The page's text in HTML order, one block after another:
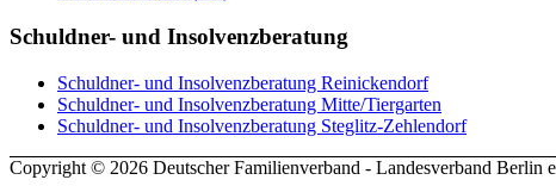
Schuldner- und Insolvenzberatung
Schuldner- und Insolvenzberatung Reinickendorf
Schuldner- und Insolvenzberatung Mitte/Tiergarten
Schuldner- und Insolvenzberatung Steglitz-Zehlendorf
Copyright © 2026 Deutscher Familienverband - Landesverband Berlin